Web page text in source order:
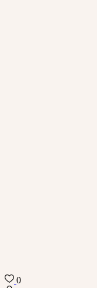
Biba Concept Store
0